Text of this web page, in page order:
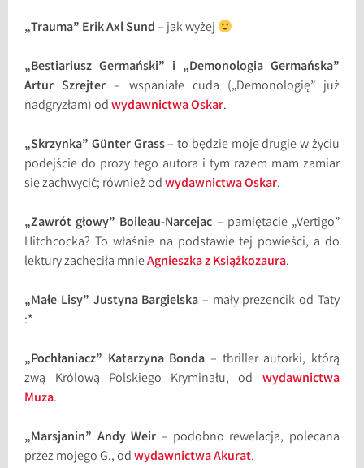
„Trauma” Erik Axl Sund– jak wyżej
„Bestiariusz Germański” i „Demonologia Germańska”
Artur Szrejter – wspaniałe cuda („Demonologię” już
nadgryzłam) odwydawnictwa Oskar.
„Skrzynka” Günter Grass– to będzie moje drugie w życiu
podejście do prozy tego autora i tym razem mam zamiar
się zachwycić; również odwydawnictwa Oskar.
„Zawrót głowy” Boileau-Narcejac – pamiętacie „Vertigo”
Hitchcocka? To właśnie na podstawie tej powieści, a do
lektury zachęciła mnieAgnieszka z Książkozaura.
„Małe Lisy” Justyna Bargielska – mały prezencik od Taty
:*
„Pochłaniacz” Katarzyna Bonda – thriller autorki, którą
zwą Królową Polskiego Kryminału, od wydawnictwa
Muza.
„Marsjanin” Andy Weir – podobno rewelacja, polecana
przez mojego G., odwydawnictwa Akurat.